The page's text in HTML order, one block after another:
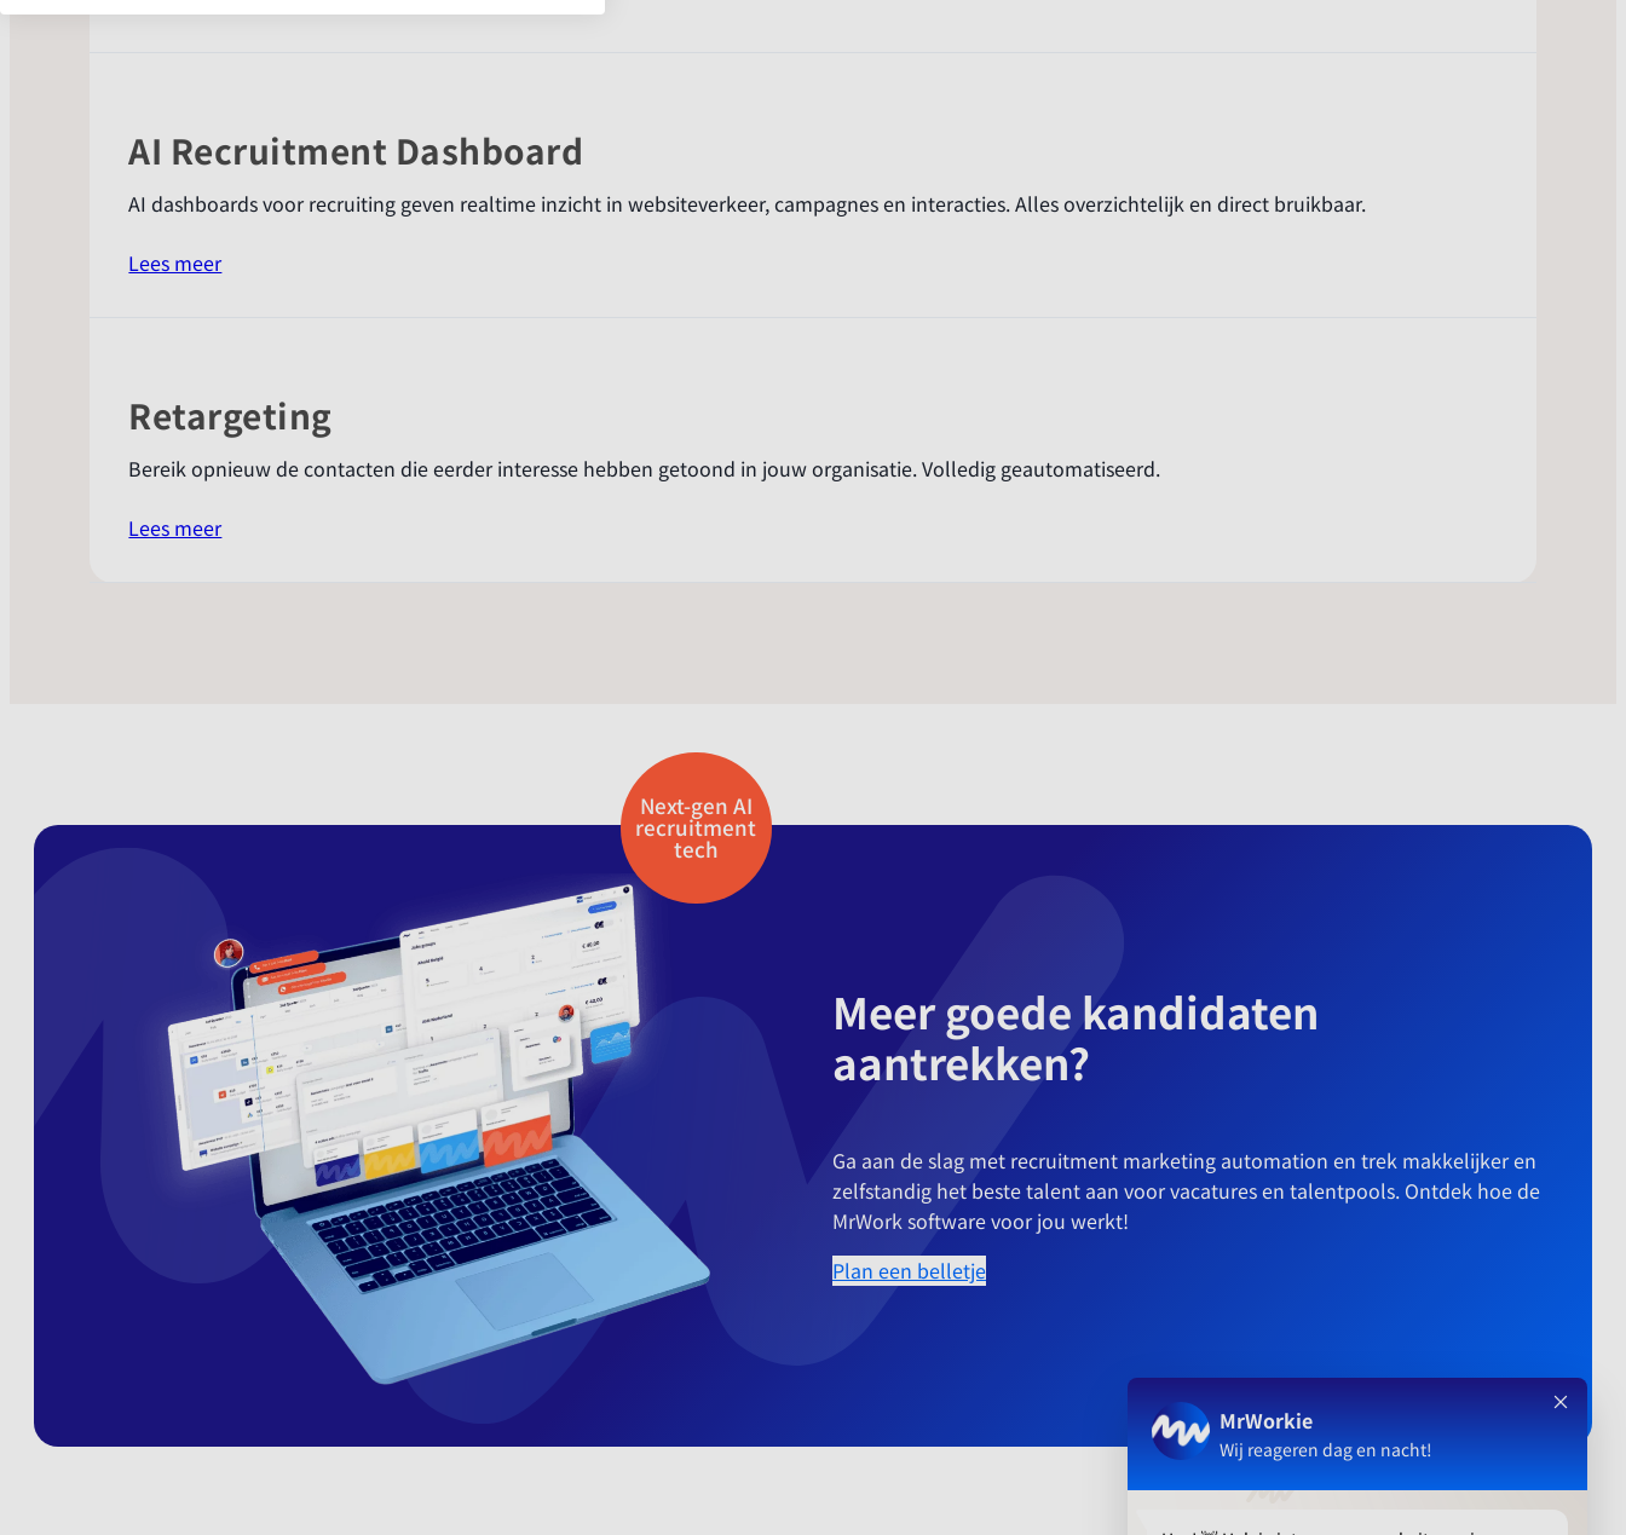
ads
AI Recruitment Dashboard
AI dashboards voor recruiting geven realtime inzicht in websiteverkeer, campagnes en interacties. Alles overzichtelijk en direct bruikbaar.
Lees meer:
Retargeting
Bereik opnieuw de contacten die eerder interesse hebben getoond in jouw organisatie. Volledig geautomatiseerd.
Lees meer:
Next-gen AI
recruitment
tech
Meer goede kandidaten
aantrekken?
Ga aan de slag met recruitment marketing automation en trek makkelijker en
zelfstandig het beste talent aan voor vacatures en talentpools. Ontdek hoe de
MrWork software voor jou werkt!
Plan een belletje